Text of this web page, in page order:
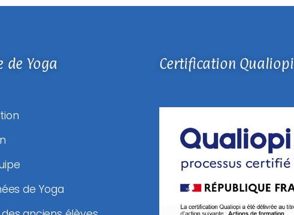
de Yoga
de Yoga
Certification Qualiopi